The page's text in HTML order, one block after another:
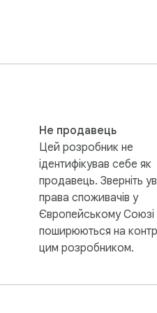
Не продавець
Цей розробник не
ідентифікував себе як
продавець. Зверніть
права споживачів у
Європейському Союзі
поширюються на
цим розробником.